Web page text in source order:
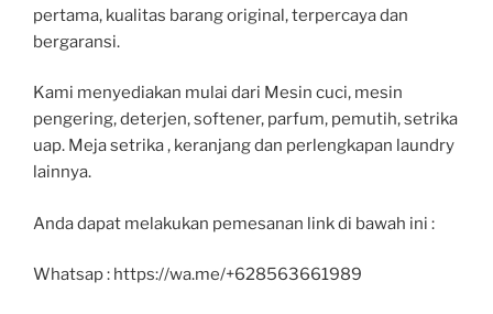
pertama, kualitas barang original, terpercaya dan
bergaransi.
Kami menyediakan mulai dari Mesin cuci, mesin
pengering, deterjen, softener, parfum, pemutih, setrika
uap. Meja setrika , keranjang dan perlengkapan laundry
lainnya.
Anda dapat melakukan pemesanan link di bawah ini :
Whatsap : https://wa.me/+628563661989